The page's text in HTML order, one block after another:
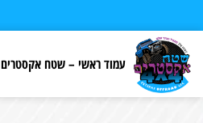
עמוד ראשי – שטח אקסטרים